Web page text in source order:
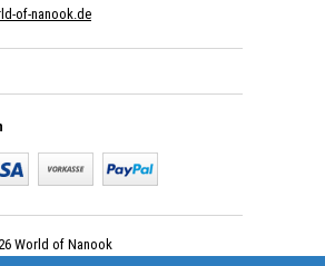
of-nanook.de
World of Nanook